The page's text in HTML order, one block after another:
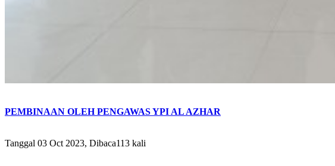
PEMBINAAN OLEH PENGAWAS YPI AL AZHAR
Tanggal 03 Oct 2023, Dibaca113 kali